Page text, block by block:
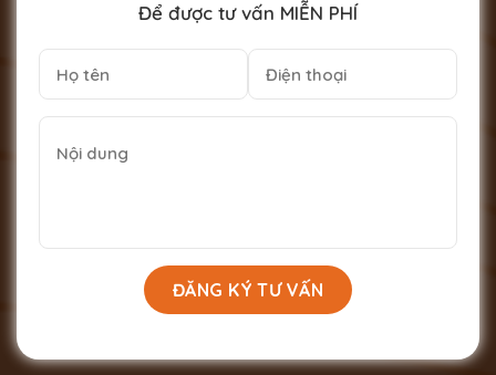
Để được tư vấn MIỄN PHÍ